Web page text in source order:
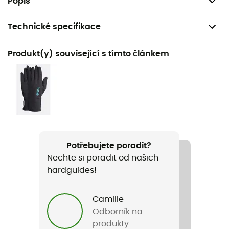
Technické specifikace
Doporučené pro
Sportovní lezení / Skialpinismus / Horolezectví
Pohlaví
Dámské
Hmotnost
Název produktu
Women's Mythic Alpine Light Jacket
Použité technologie
Pertex Quantum
Produkt(y) související s tímto článkem
Potřebujete poradit?
Nechte si poradit od našich
hardguides!
Camille
Odborník na
produkty